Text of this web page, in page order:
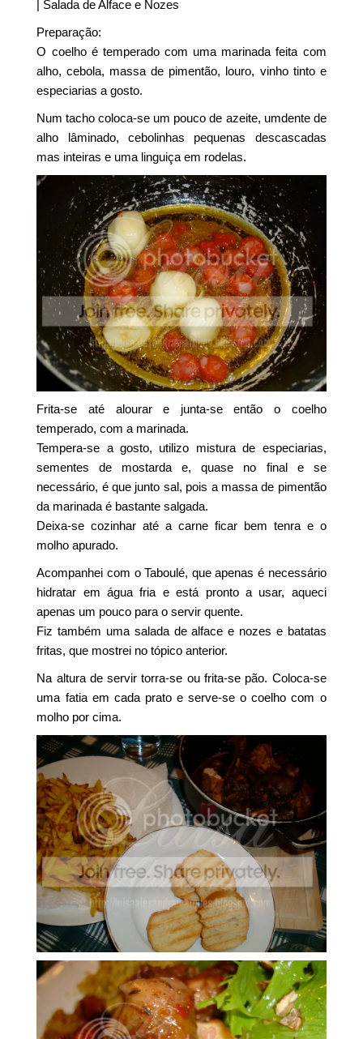
| Salada de Alface e Nozes
Preparação:
O coelho é temperado com uma marinada feita com
alho, cebola, massa de pimentão, louro, vinho tinto e
especiarias a gosto.
Num tacho coloca-se um pouco de azeite, umdente de
alho lâminado, cebolinhas pequenas descascadas
mas inteiras e uma linguiça em rodelas.
Frita-se até alourar e junta-se então o coelho
temperado, com a marinada.
Tempera-se a gosto, utilizo mistura de especiarias,
sementes de mostarda e, quase no final e se
necessário, é que junto sal, pois a massa de pimentão
da marinada é bastante salgada.
Deixa-se cozinhar até a carne ficar bem tenra e o
molho apurado.
Acompanhei com o Taboulé, que apenas é necessário
hidratar em água fria e está pronto a usar, aqueci
apenas um pouco para o servir quente.
Fiz também uma salada de alface e nozes e batatas
fritas, que mostrei no tópico anterior.
Na altura de servir torra-se ou frita-se pão. Coloca-se
uma fatia em cada prato e serve-se o coelho com o
molho por cima.